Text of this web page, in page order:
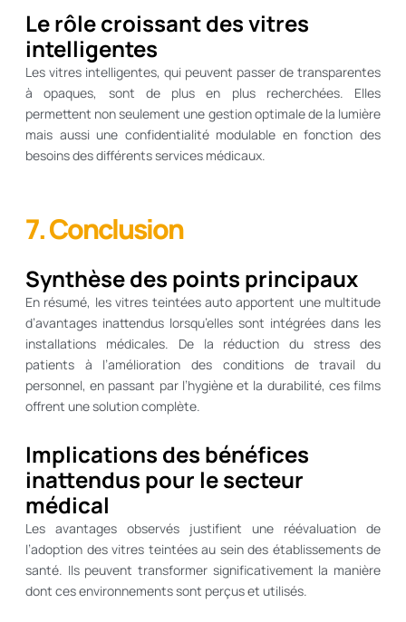
Le rôle croissant des vitres
intelligentes
Les vitres intelligentes, qui peuvent passer de transparentes
à opaques, sont de plus en plus recherchées. Elles
permettent non seulement une gestion optimale de la lumière
mais aussi une confidentialité modulable en fonction des
besoins des différents services médicaux.
7. Conclusion
Synthèse des points principaux
En résumé, les vitres teintées auto apportent une multitude
d’avantages inattendus lorsqu’elles sont intégrées dans les
installations médicales. De la réduction du stress des
patients à l’amélioration des conditions de travail du
personnel, en passant par l’hygiène et la durabilité, ces films
offrent une solution complète.
Implications des bénéfices
inattendus pour le secteur
médical
Les avantages observés justifient une réévaluation de
l’adoption des vitres teintées au sein des établissements de
santé. Ils peuvent transformer significativement la manière
dont ces environnements sont perçus et utilisés.